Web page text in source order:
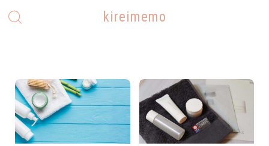
kireimemo